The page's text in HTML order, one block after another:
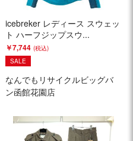
icebreker レディース スウェッ
ト ハーフジップスウ...
￥7,744
SALE
なんでもリサイクルビッグバ
ン函館花園店